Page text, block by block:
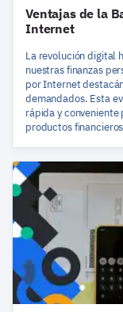
Ventajas de la
Internet
La revolución digital
nuestras finanzas
por Internet
demandados. Esta
rápida y
productos
como las ventajas